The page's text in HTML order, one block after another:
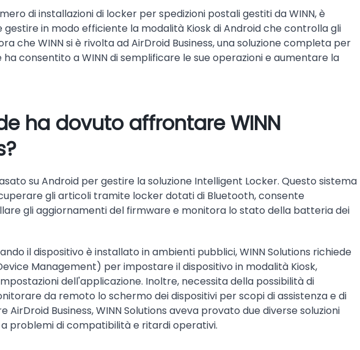
di installazioni di locker per spedizioni postali gestiti da WINN, è
in modo efficiente la modalità Kiosk di Android che controlla gli
che WINN si è rivolta ad AirDroid Business, una soluzione completa per
ha consentito a WINN di semplificare le sue operazioni e aumentare la
ha dovuto affrontare WINN
su Android per gestire la soluzione Intelligent Locker. Questo sistema
gli articoli tramite locker dotati di Bluetooth, consente
gli aggiornamenti del firmware e monitora lo stato della batteria dei
il dispositivo è installato in ambienti pubblici, WINN Solutions richiede
Management) per impostare il dispositivo in modalità Kiosk,
dell'applicazione. Inoltre, necessita della possibilità di
da remoto lo schermo dei dispositivi per scopi di assistenza e di
AirDroid Business, WINN Solutions aveva provato due diverse soluzioni
problemi di compatibilità e ritardi operativi.